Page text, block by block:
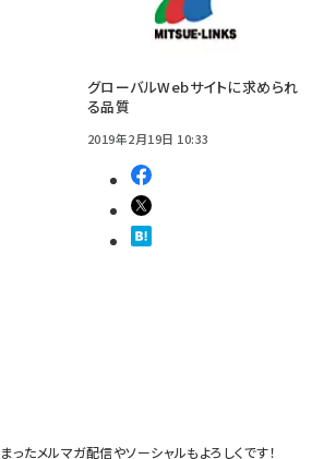
グローバルWebサイトに求められ
る品質
2019年2月19日 10:33
たメルマガ配信やソーシャルもよろしくです！